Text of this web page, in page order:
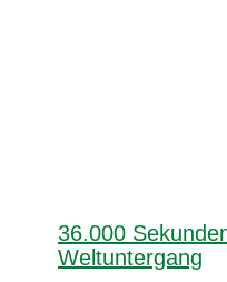
36.000
Weltuntergang